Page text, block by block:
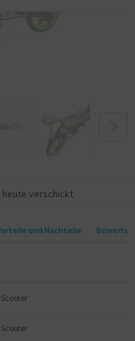
heute verschickt
und Nachteile